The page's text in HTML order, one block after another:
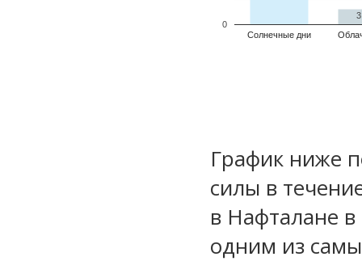
Солнечные дни
0
График ниже
силы в
в Нафталане
одним из